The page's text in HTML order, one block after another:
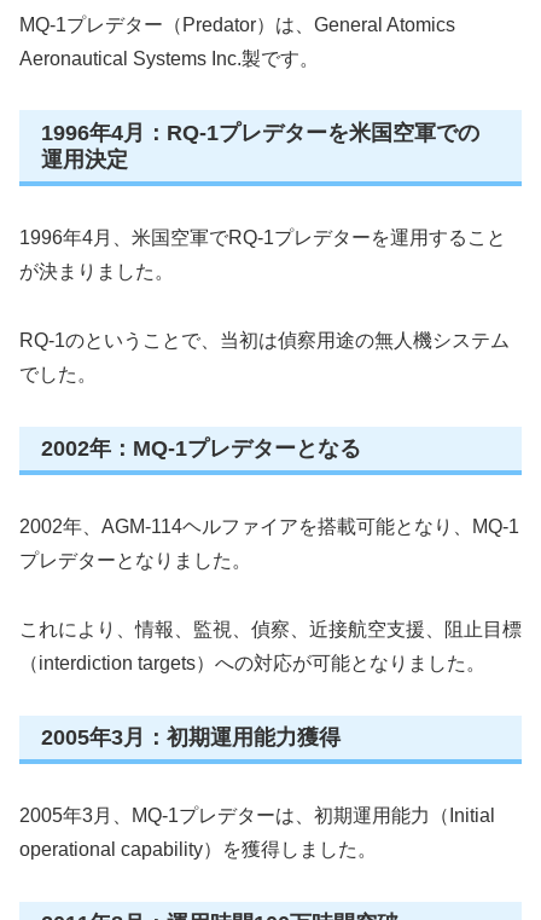
MQ-1プレデター（Predator）は、General Atomics
Aeronautical Systems Inc.製です。
1996年4月：RQ-1プレデターを米国空軍での
運用決定
1996年4月、米国空軍でRQ-1プレデターを運用すること
が決まりました。
RQ-1のということで、当初は偵察用途の無人機システム
でした。
2002年：MQ-1プレデターとなる
2002年、AGM-114ヘルファイアを搭載可能となり、MQ-1
プレデターとなりました。
これにより、情報、監視、偵察、近接航空支援、阻止目標
（interdiction targets）への対応が可能となりました。
2005年3月：初期運用能力獲得
2005年3月、MQ-1プレデターは、初期運用能力（Initial
operational capability）を獲得しました。